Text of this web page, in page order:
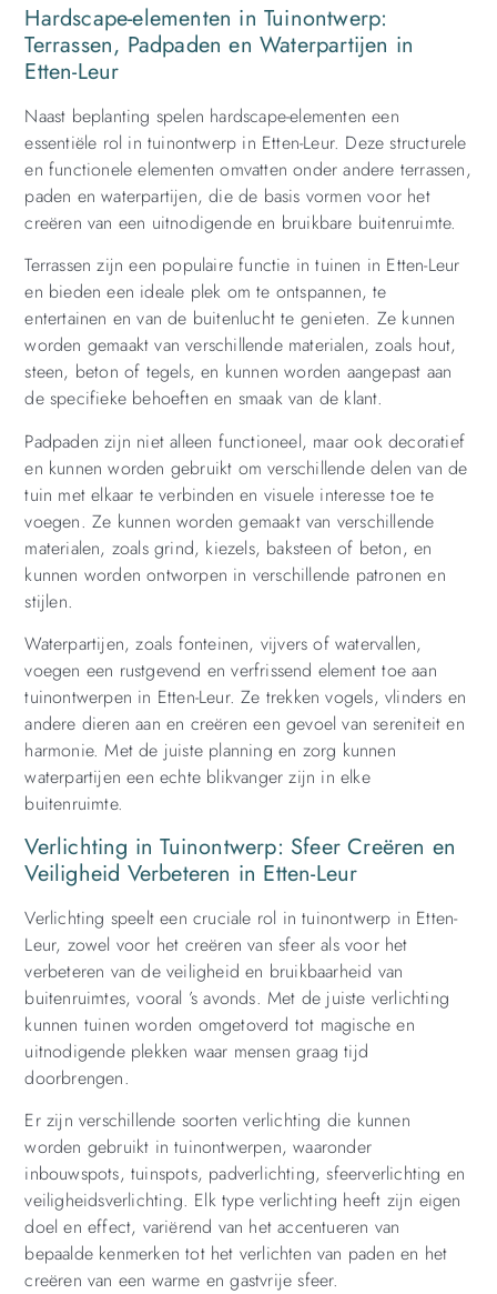
Hardscape-elementen in Tuinontwerp:
Terrassen, Padpaden en Waterpartijen in
Etten-Leur
Naast beplanting spelen hardscape-elementen een
essentiële rol in tuinontwerp in Etten-Leur. Deze structurele
en functionele elementen omvatten onder andere terrassen,
paden en waterpartijen, die de basis vormen voor het
creëren van een uitnodigende en bruikbare buitenruimte.
Terrassen zijn een populaire functie in tuinen in Etten-Leur
en bieden een ideale plek om te ontspannen, te
entertainen en van de buitenlucht te genieten. Ze kunnen
worden gemaakt van verschillende materialen, zoals hout,
steen, beton of tegels, en kunnen worden aangepast aan
de specifieke behoeften en smaak van de klant.
Padpaden zijn niet alleen functioneel, maar ook decoratief
en kunnen worden gebruikt om verschillende delen van de
tuin met elkaar te verbinden en visuele interesse toe te
voegen. Ze kunnen worden gemaakt van verschillende
materialen, zoals grind, kiezels, baksteen of beton, en
kunnen worden ontworpen in verschillende patronen en
stijlen.
Waterpartijen, zoals fonteinen, vijvers of watervallen,
voegen een rustgevend en verfrissend element toe aan
tuinontwerpen in Etten-Leur. Ze trekken vogels, vlinders en
andere dieren aan en creëren een gevoel van sereniteit en
harmonie. Met de juiste planning en zorg kunnen
waterpartijen een echte blikvanger zijn in elke
buitenruimte.
Verlichting in Tuinontwerp: Sfeer Creëren en
Veiligheid Verbeteren in Etten-Leur
Verlichting speelt een cruciale rol in tuinontwerp in Etten-
Leur, zowel voor het creëren van sfeer als voor het
verbeteren van de veiligheid en bruikbaarheid van
buitenruimtes, vooral ’s avonds. Met de juiste verlichting
kunnen tuinen worden omgetoverd tot magische en
uitnodigende plekken waar mensen graag tijd
doorbrengen.
Er zijn verschillende soorten verlichting die kunnen
worden gebruikt in tuinontwerpen, waaronder
inbouwspots, tuinspots, padverlichting, sfeerverlichting en
veiligheidsverlichting. Elk type verlichting heeft zijn eigen
doel en effect, variërend van het accentueren van
bepaalde kenmerken tot het verlichten van paden en het
creëren van een warme en gastvrije sfeer.